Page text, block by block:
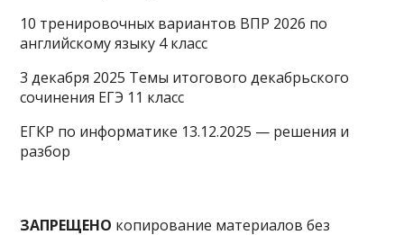
10 тренировочных вариантов ВПР 2026 по
английскому языку 4 класс
3 декабря 2025 Темы итогового декабрьского
сочинения ЕГЭ 11 класс
ЕГКР по информатике 13.12.2025 — решения и
разбор
ЗАПРЕЩЕНО копирование материалов без